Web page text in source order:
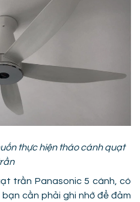
thực hiện tháo cánh quạt
trần Panasonic 5 cánh, có
cần phải ghi nhớ để đảm